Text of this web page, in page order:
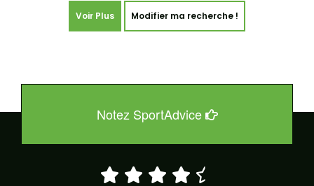
Voir Plus Modifier ma recherche !
Notez SportAdvice